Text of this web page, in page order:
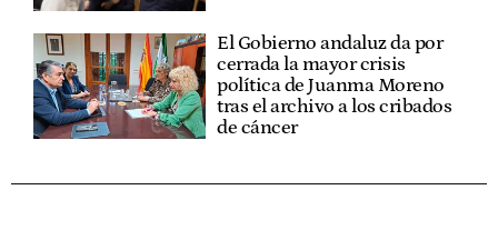
El Gobierno andaluz da por
cerrada la mayor crisis
política de Juanma Moreno
tras el archivo a los cribados
de cáncer